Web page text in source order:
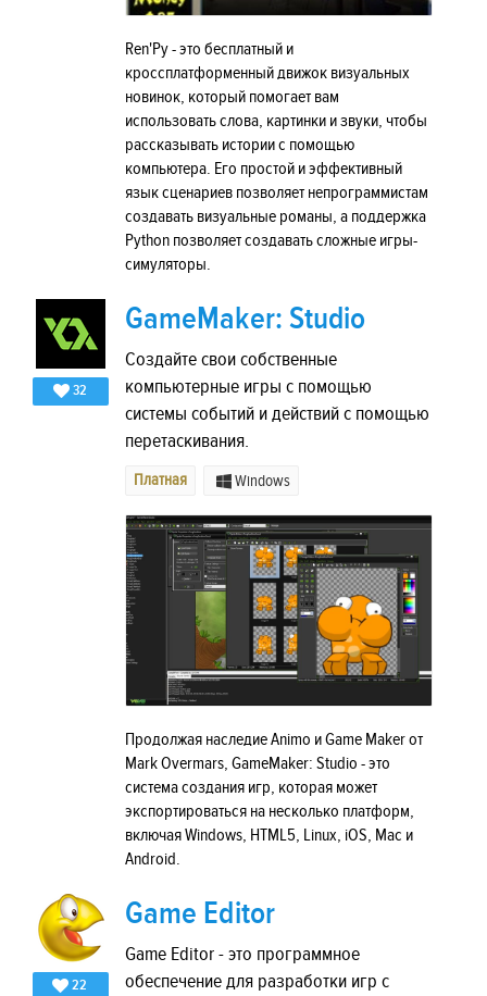
Ren'Py - это бесплатный и
кроссплатформенный движок визуальных
новинок, который помогает вам
использовать слова, картинки и звуки, чтобы
рассказывать истории с помощью
компьютера. Его простой и эффективный
язык сценариев позволяет непрограммистам
создавать визуальные романы, а поддержка
Python позволяет создавать сложные игры-
симуляторы.
32
GameMaker: Studio
Создайте свои собственные
компьютерные игры с помощью
системы событий и действий с помощью
перетаскивания.
Платная Windows
Продолжая наследие Animo и Game Maker от
Mark Overmars, GameMaker: Studio - это
система создания игр, которая может
экспортироваться на несколько платформ,
включая Windows, HTML5, Linux, iOS, Mac и
Android.
22
Game Editor
Game Editor - это программное
обеспечение для разработки игр с